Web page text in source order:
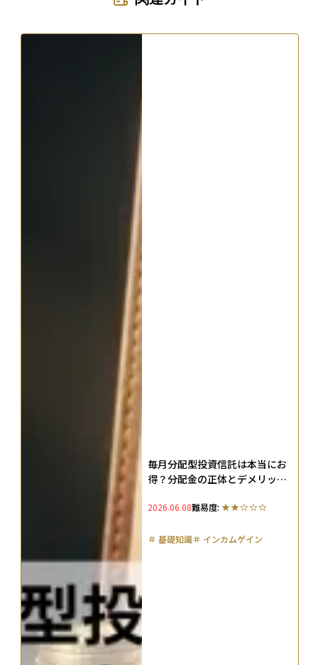
毎月分配型投資信託は本当にお
得？分配金の正体とデメリッ
2026.06.08難易度:
＃ 基礎知識＃ インカムゲイン